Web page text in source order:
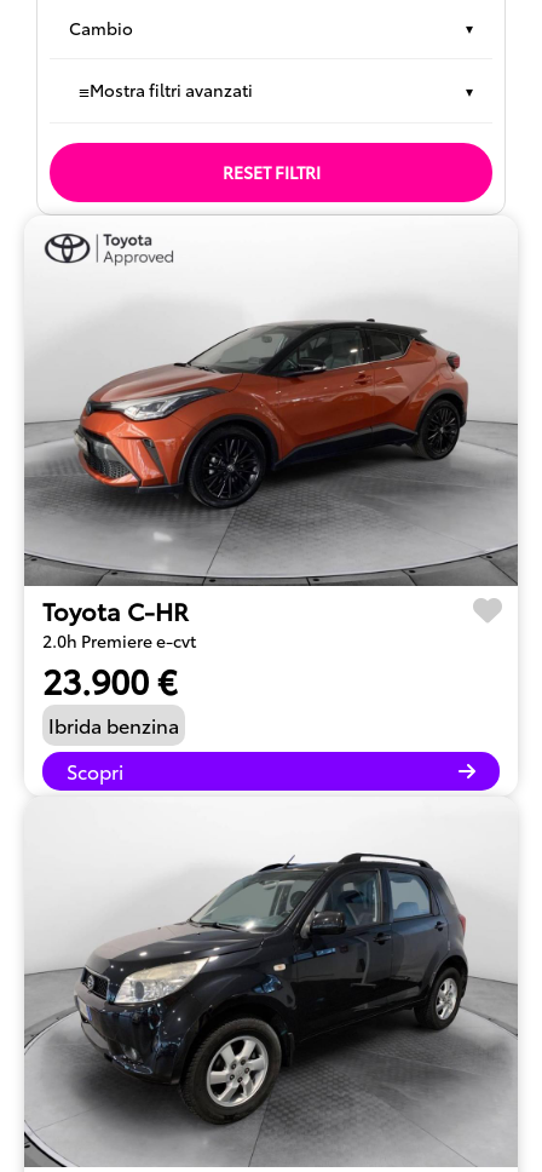
Cambio ▾
≡Mostra filtri avanzati ▾
RESET FILTRI
Toyota C-HR
2.0h Premiere e-cvt
23.900 €
Ibrida benzina
Scopri